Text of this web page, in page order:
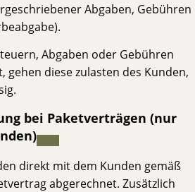
Abgaben, Gebühren
Abgaben oder Gebühren
diese zulasten des Kunden,
bei Paketverträgen (nur
direkt mit dem Kunden gemäß
abgerechnet. Zusätzlich